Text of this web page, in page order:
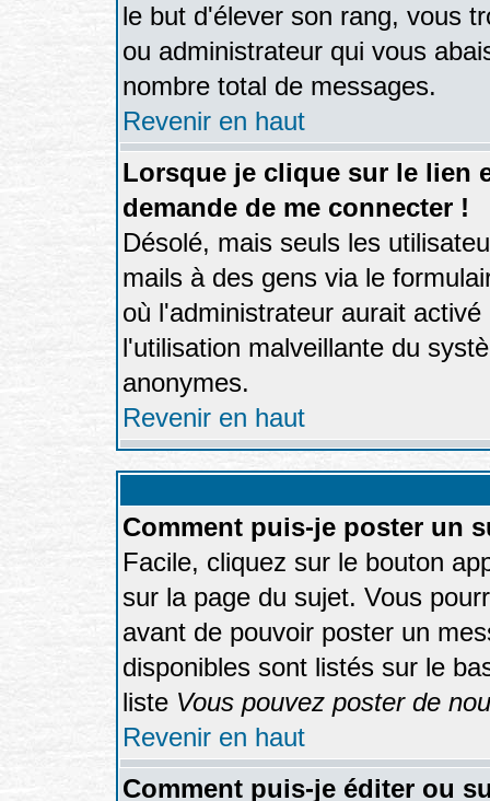
le but d'élever son rang, vous
ou administrateur qui vous
nombre total de messages.
Revenir en haut
Lorsque je clique sur le lien
demande de me connecter !
Désolé, mais seuls les
mails à des gens via le
où l'administrateur aurait
l'utilisation malveillante du
anonymes.
Revenir en haut
Comment puis-je poster un
Facile, cliquez sur le bouton
sur la page du sujet. Vous
avant de pouvoir poster un
disponibles sont listés sur le
liste Vous pouvez poster de
Revenir en haut
Comment puis-je éditer ou